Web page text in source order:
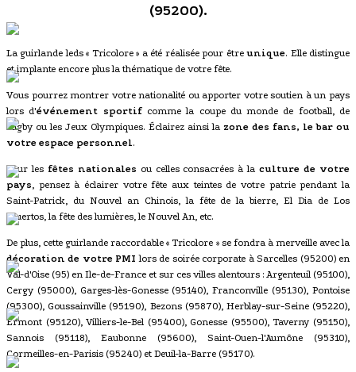
(95200).
La guirlande leds « Tricolore » a été réalisée pour êtreunique. Elle distingue
et implante encore plus la thématique de votre fête.
Vous pourrez montrer votre nationalité ou apporter votre soutien à un pays
lors d'événement sportifcomme la coupe du monde de football, de
rugby ou les Jeux Olympiques. Éclairez ainsi la zone des fans, le bar ou
votre espace personnel.
Pour les fêtes nationales ou celles consacrées à laculture de votre
pays, pensez à éclairer votre fête aux teintes de votre patrie pendant la
Saint-Patrick, du Nouvel an Chinois, la fête de la bierre, El Dia de Los
Muertos, la fête des lumières, le Nouvel An, etc.
De plus, cette guirlande raccordable « Tricolore » se fondra à merveille avec la
décoration de votre PMI lors de soirée corporate à Sarcelles (95200) en
Val-d'Oise (95) en Ile-de-France et sur ces villes alentours : Argenteuil (95100),
Cergy (95000), Garges-lès-Gonesse (95140), Franconville (95130), Pontoise
(95300), Goussainville (95190), Bezons (95870), Herblay-sur-Seine (95220),
Ermont (95120), Villiers-le-Bel (95400), Gonesse (95500), Taverny (95150),
Sannois (95118), Eaubonne (95600), Saint-Ouen-l'Aumône (95310),
Cormeilles-en-Parisis (95240) et Deuil-la-Barre (95170).